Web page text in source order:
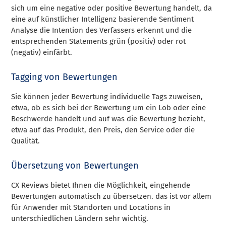
sich um eine negative oder positive Bewertung handelt, da
eine auf künstlicher Intelligenz basierende Sentiment
Analyse die Intention des Verfassers erkennt und die
entsprechenden Statements grün (positiv) oder rot
(negativ) einfärbt.
Tagging von Bewertungen
Sie können jeder Bewertung individuelle Tags zuweisen,
etwa, ob es sich bei der Bewertung um ein Lob oder eine
Beschwerde handelt und auf was die Bewertung bezieht,
etwa auf das Produkt, den Preis, den Service oder die
Qualität.
Übersetzung von Bewertungen
CX Reviews bietet Ihnen die Möglichkeit, eingehende
Bewertungen automatisch zu übersetzen. das ist vor allem
für Anwender mit Standorten und Locations in
unterschiedlichen Ländern sehr wichtig.